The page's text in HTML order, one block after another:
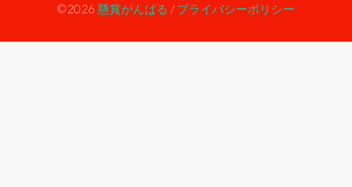
©2026 懸賞がんばる / プライバシーポリシー